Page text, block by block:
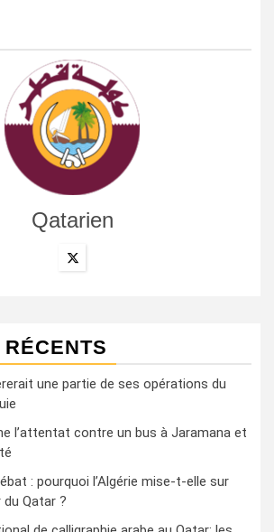
Qatarien
une partie de ses opérations du
l’attentat contre un bus à Jaramana et
: pourquoi l’Algérie mise-t-elle sur
du Qatar ?